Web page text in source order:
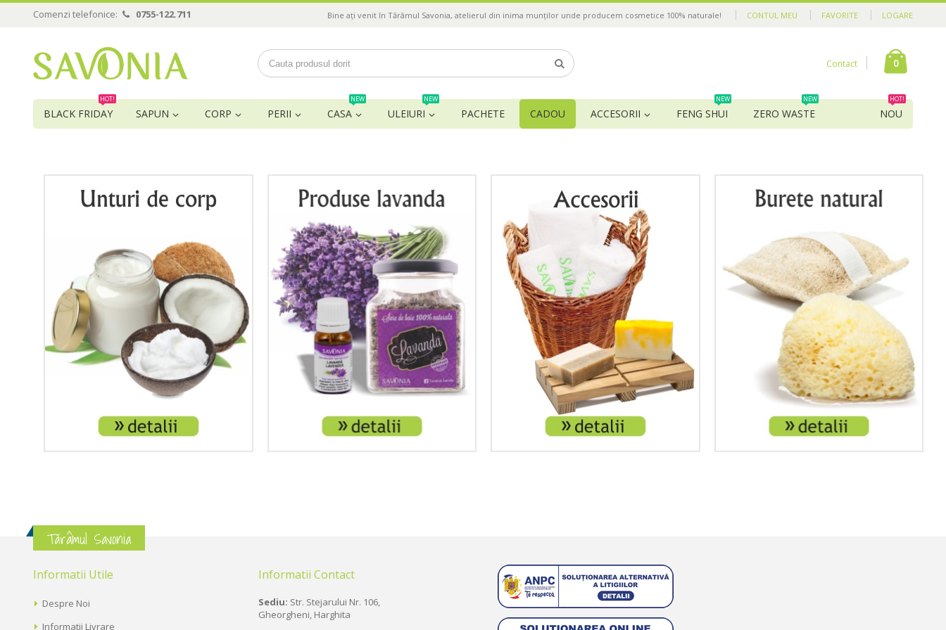
Comenzi telefonice: 0755-122.711 CONTUL MEU FAVORITE LOGARE
Bine ați venit în Tărâmul Savonia, atelierul din inima munților unde producem cosmetice 100% naturale!
Contact 0
BLACK FRIDAY
HOT!
SAPUN CORP PERII CASA
NEW
ULEIURI
NEW
PACHETE CADOU ACCESORII FENG SHUI
NEW
ZERO WASTE
NEW
NOU
HOT!
Tărâmul Savonia
Informatii Utile
Despre Noi
Informatii Livrare
Informatii Contact
Sediu: Str. Stejarului Nr. 106,
Gheorgheni, Harghita